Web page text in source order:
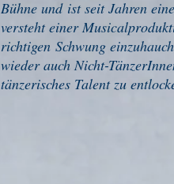
Bühne undist seit Jahren
versteht einer
richtigen Schwung
wieder auch Nicht-
tänzerisches Talent zu